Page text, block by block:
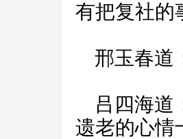
有把复社的
邢玉春道
吕四海道
遗老的心情